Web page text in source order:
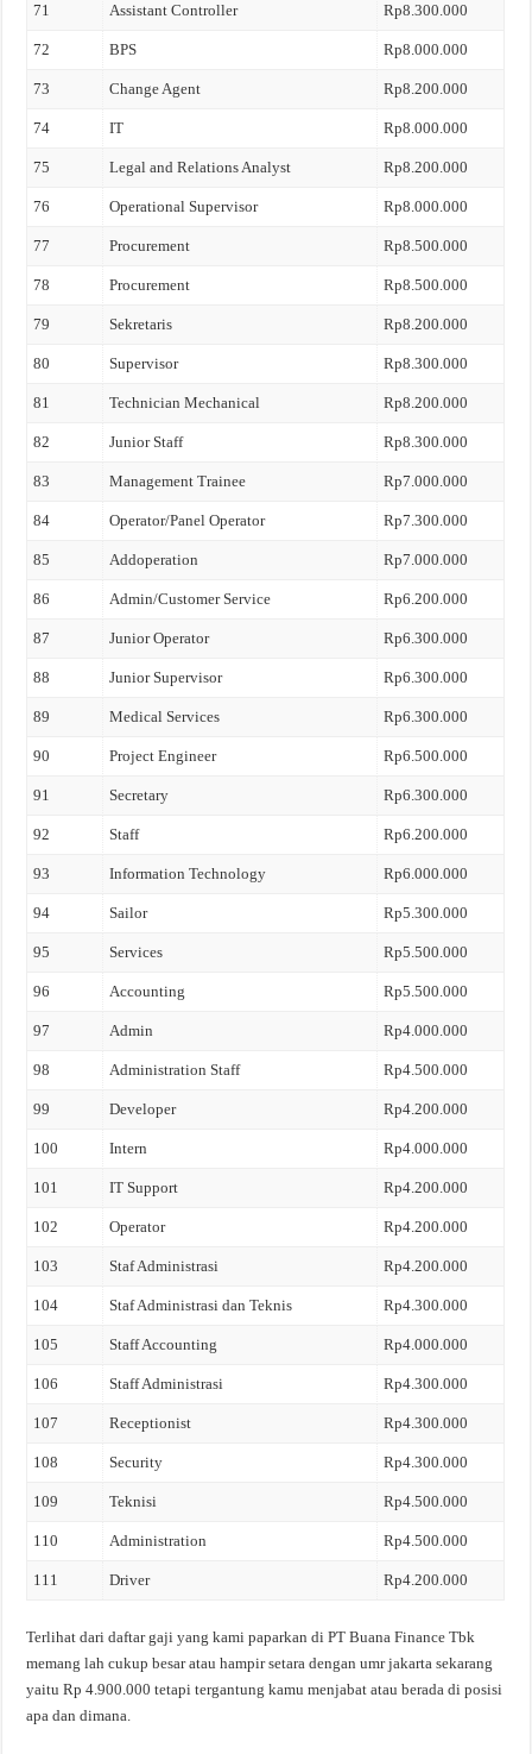
71 Assistant Controller Rp8.300.000
72 BPS Rp8.000.000
73 Change Agent Rp8.200.000
74 IT Rp8.000.000
75 Legal and Relations Analyst Rp8.200.000
76 Operational Supervisor Rp8.000.000
77 Procurement Rp8.500.000
78 Procurement Rp8.500.000
79 Sekretaris Rp8.200.000
80 Supervisor Rp8.300.000
81 Technician Mechanical Rp8.200.000
82 Junior Staff Rp8.300.000
83 Management Trainee Rp7.000.000
84 Operator/Panel Operator Rp7.300.000
85 Addoperation Rp7.000.000
86 Admin/Customer Service Rp6.200.000
87 Junior Operator Rp6.300.000
88 Junior Supervisor Rp6.300.000
89 Medical Services Rp6.300.000
90 Project Engineer Rp6.500.000
91 Secretary Rp6.300.000
92 Staff Rp6.200.000
93 Information Technology Rp6.000.000
94 Sailor Rp5.300.000
95 Services Rp5.500.000
96 Accounting Rp5.500.000
97 Admin Rp4.000.000
98 Administration Staff Rp4.500.000
99 Developer Rp4.200.000
100 Intern Rp4.000.000
101 IT Support Rp4.200.000
102 Operator Rp4.200.000
103 Staf Administrasi Rp4.200.000
104 Staf Administrasi dan Teknis Rp4.300.000
105 Staff Accounting Rp4.000.000
106 Staff Administrasi Rp4.300.000
107 Receptionist Rp4.300.000
108 Security Rp4.300.000
109 Teknisi Rp4.500.000
110 Administration Rp4.500.000
111 Driver Rp4.200.000
Terlihat dari daftar gaji yang kami paparkan di PT Buana Finance Tbk
memang lah cukup besar atau hampir setara dengan umr jakarta sekarang
yaitu Rp 4.900.000 tetapi tergantung kamu menjabat atau berada di posisi
apa dan dimana.